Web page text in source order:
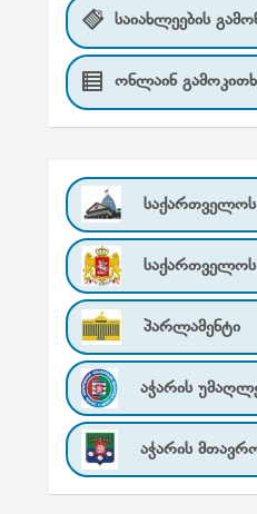
საიახლეების
ონლაინ
საქართველოს
პარლამენტი
აჭარის
აჭარის